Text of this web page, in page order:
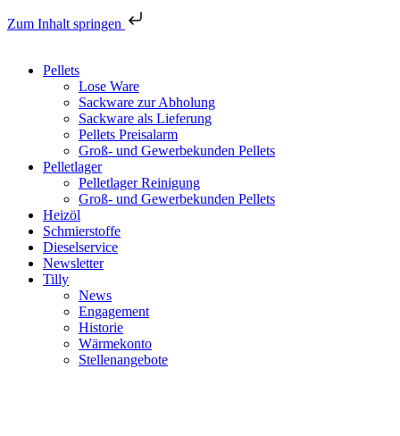
Zum Inhalt springen
Pellets
Lose Ware
Sackware zur Abholung
Sackware als Lieferung
Pellets Preisalarm
Groß- und Gewerbekunden Pellets
Pelletlager
Pelletlager Reinigung
Groß- und Gewerbekunden Pellets
Heizöl
Schmierstoffe
Dieselservice
Newsletter
Tilly
News
Engagement
Historie
Wärmekonto
Stellenangebote